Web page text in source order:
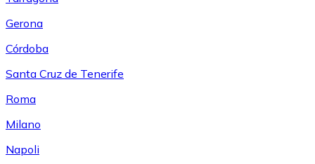
Gerona
Córdoba
Santa Cruz de Tenerife
Roma
Milano
Napoli